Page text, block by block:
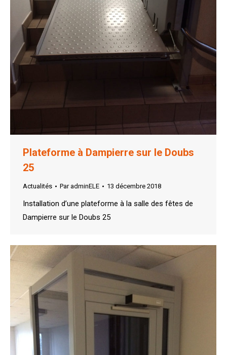
Plateforme à Dampierre sur le Doubs
25
Actualités ParadminELE 13 décembre 2018
Installation d’une plateforme à la salle des fêtes de
Dampierre sur le Doubs 25